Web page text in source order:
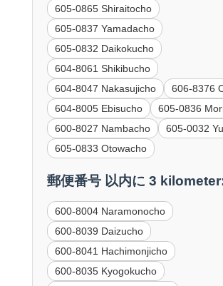
605-0865 Shiraitocho
605-0837 Yamadacho
605-0832 Daikokucho
604-8061 Shikibucho
604-8047 Nakasujicho
606-8376
604-8005 Ebisucho
605-0836
600-8027 Nambacho
605-0032
605-0833 Otowacho
郵便番号 以内に 3
600-8004 Naramonocho
600-8039 Daizucho
600-8041 Hachimonjicho
600-8035 Kyogokucho